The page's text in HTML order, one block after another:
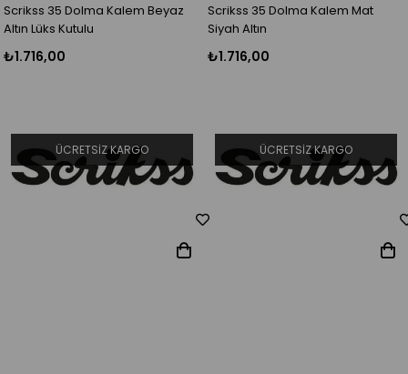
Scrikss 35 Dolma Kalem Beyaz
Altın Lüks Kutulu
₺1.716,00
ÜCRETSIZ KARGO
Scrikss 35 Dolma Kalem Mat
Siyah Altın
₺1.716,00
ÜCRETSIZ KARGO